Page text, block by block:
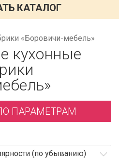
КАТАЛОГ
«Боровичи-мебель»
кухонные
ПАРАМЕТРАМ